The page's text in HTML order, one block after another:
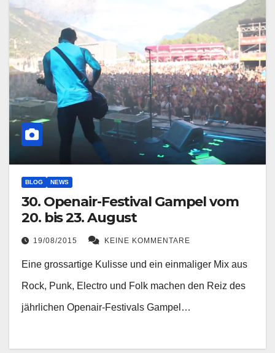
BLOG NEWS
30. Openair-Festival Gampel vom
20. bis 23. August
19/08/2015 KEINE KOMMENTARE
Eine grossartige Kulisse und ein einmaliger Mix aus
Rock, Punk, Electro und Folk machen den Reiz des
jährlichen Openair-Festivals Gampel…